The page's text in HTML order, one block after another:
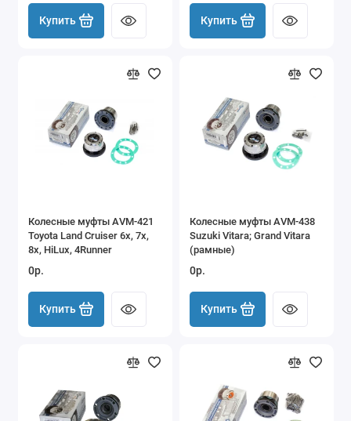
Купить Купить
Колесные муфты AVM-421
Toyota Land Cruiser 6x, 7x,
8x, HiLux, 4Runner
0р.
Купить
Колесные муфты AVM-438
Suzuki Vitara; Grand Vitara
(рамные)
0р.
Купить